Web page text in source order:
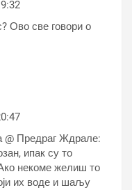
Ово све говори о
@ Предраг Ждрале:
ипак су то
некоме желиш то
их воде и шаљу